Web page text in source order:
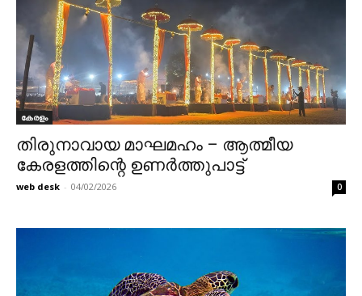
കേരളം
തിരുനാവായ മാഘമഹം – ആത്മീയ
കേരളത്തിന്റെ ഉണർത്തുപാട്ട്
web desk - 04/02/2026 0